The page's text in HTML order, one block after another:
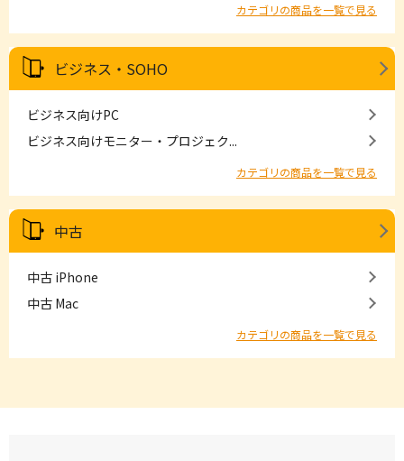
カテゴリの商品を一覧で見る
ビジネス・SOHO
ビジネス向けPC
ビジネス向けモニター・プロジェク...
カテゴリの商品を一覧で見る
中古
中古 iPhone
中古 Mac
カテゴリの商品を一覧で見る